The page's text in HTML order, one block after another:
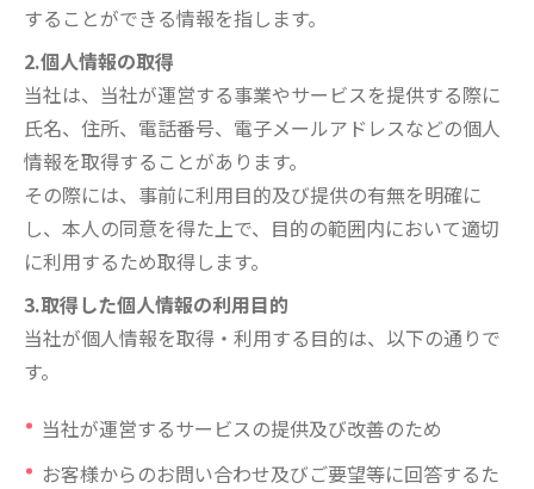
することができる情報を指します。
2.個人情報の取得
当社は、当社が運営する事業やサービスを提供する際に
氏名、住所、電話番号、電子メールアドレスなどの個人
情報を取得することがあります。
その際には、事前に利用目的及び提供の有無を明確に
し、本人の同意を得た上で、目的の範囲内において適切
に利用するため取得します。
3.取得した個人情報の利用目的
当社が個人情報を取得・利用する目的は、以下の通りで
す。
当社が運営するサービスの提供及び改善のため
お客様からのお問い合わせ及びご要望等に回答するた